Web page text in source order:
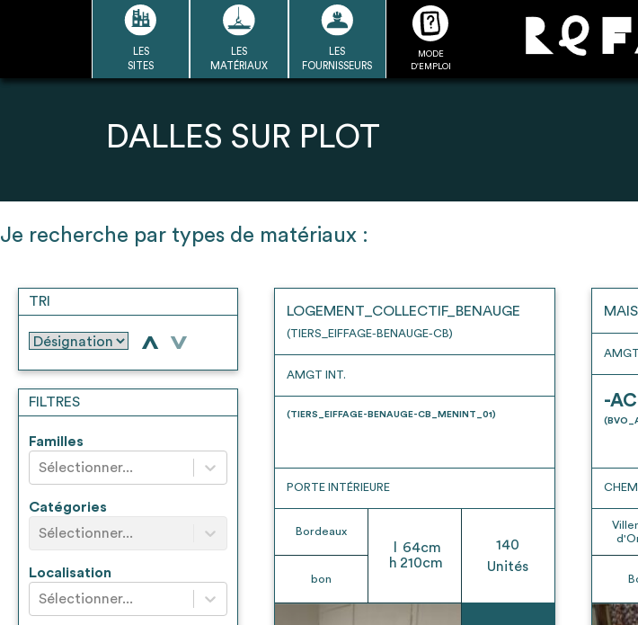
LES
SITES
LES
MATÉRIAUX
LES
FOURNISSEURS
MODE
D'EMPLOI
LA DÉMARCHE
LA BASE
DU RÉEMPLOI
Ressources de chaque
Transmettre sa
les matériaux
* Attention, l’ajout des matériaux à sa liste et son envoi ne vaut aucunement
DALLES SUR PLOT
Je recherche par types de matériaux :
TRI
> >
FILTRES
Familles
Sélectionner...
Catégories
Sélectionner...
Localisation
Sélectionner...
LOGEMENT_COLLECTIF_BENAUGE
(TIERS_EIFFAGE-BENAUGE-CB)
AMGT INT.
(TIERS_EIFFAGE-BENAUGE-CB_MENINT_01)
PORTE INTÉRIEURE
Bordeaux
bon
64cm
h 210cm
140
Unités
-